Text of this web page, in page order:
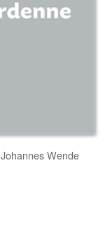
Johannes Wende